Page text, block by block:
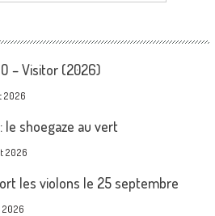
– Visitor (2026)
2026
le shoegaze au vert
2026
les violons le 25 septembre
2026